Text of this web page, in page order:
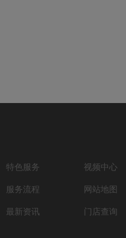
特色服务
服务流程
最新资讯
视频中心
网站地图
门店查询